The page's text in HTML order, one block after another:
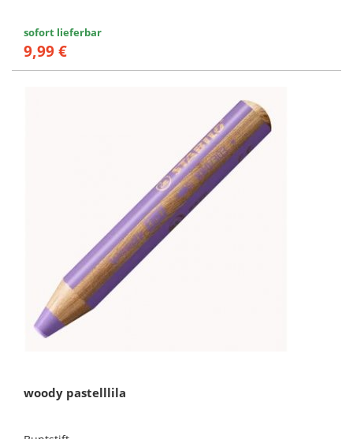
sofort lieferbar
9,99 €
woody pastelllila